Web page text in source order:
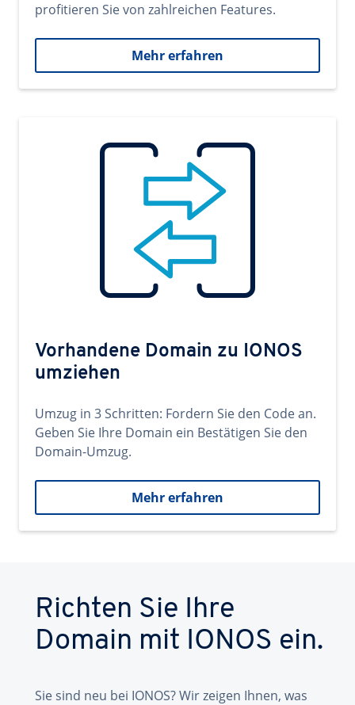
profitieren Sie von zahlreichen Features.
Mehr erfahren
Vorhandene Domain zu IONOS
umziehen
Umzug in 3 Schritten: Fordern Sie den Code an.
Geben Sie Ihre Domain ein Bestätigen Sie den
Domain-Umzug.
Mehr erfahren
Richten Sie Ihre
Domain mit IONOS ein.
Sie sind neu bei IONOS? Wir zeigen Ihnen, was